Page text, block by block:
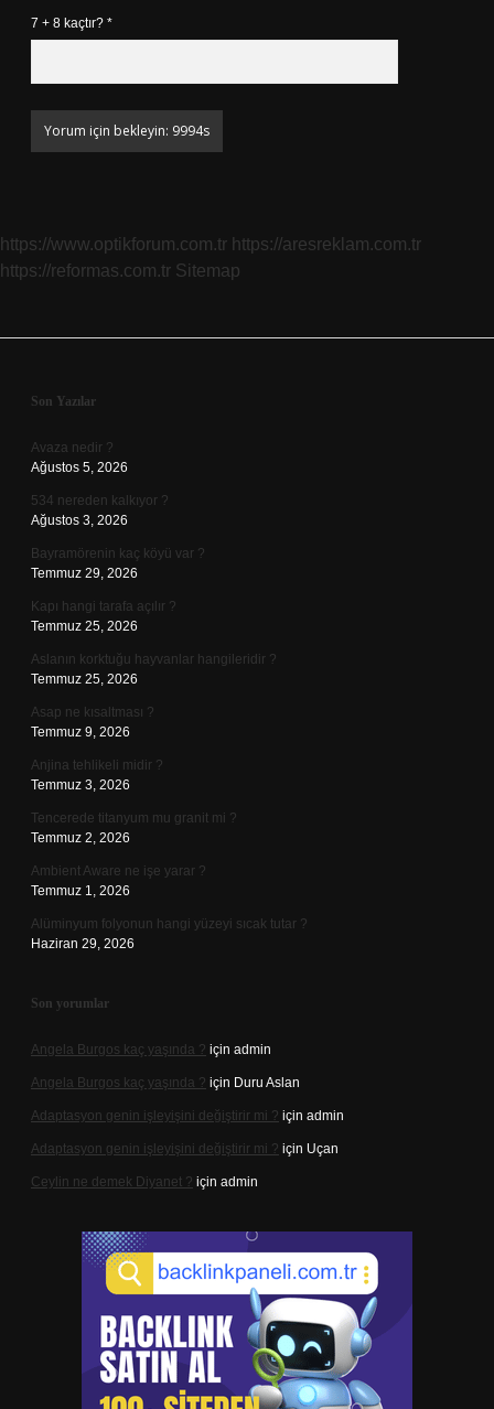
7 + 8 kaçtır? *
https://www.optikforum.com.tr https://aresreklam.com.tr
https://reformas.com.tr Sitemap
Sidebar
Son Yazılar
Avaza nedir ?
Ağustos 5, 2026
534 nereden kalkıyor ?
Ağustos 3, 2026
Bayramörenin kaç köyü var ?
Temmuz 29, 2026
Kapı hangi tarafa açılır ?
Temmuz 25, 2026
Aslanın korktuğu hayvanlar hangileridir ?
Temmuz 25, 2026
Asap ne kısaltması ?
Temmuz 9, 2026
Anjina tehlikeli midir ?
Temmuz 3, 2026
Tencerede titanyum mu granit mi ?
Temmuz 2, 2026
Ambient Aware ne işe yarar ?
Temmuz 1, 2026
Alüminyum folyonun hangi yüzeyi sıcak tutar ?
Haziran 29, 2026
Son yorumlar
Angela Burgos kaç yaşında ? için admin
Angela Burgos kaç yaşında ? için Duru Aslan
Adaptasyon genin işleyişini değiştirir mi ? için admin
Adaptasyon genin işleyişini değiştirir mi ? için Uçan
Ceylin ne demek Diyanet ? için admin